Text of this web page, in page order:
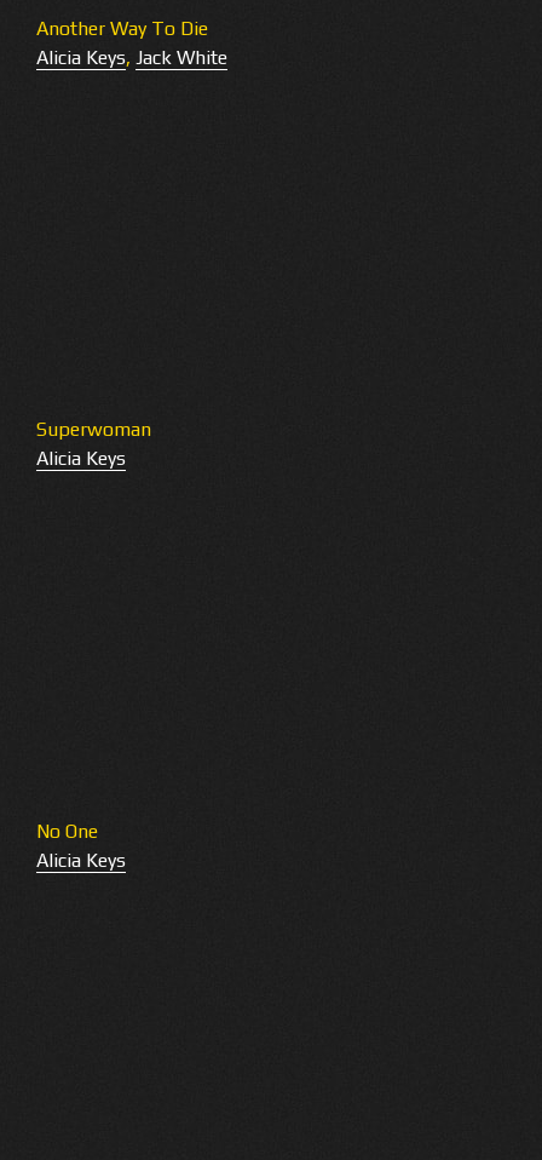
Another Way To Die
Alicia Keys, Jack White
Superwoman
Alicia Keys
No One
Alicia Keys